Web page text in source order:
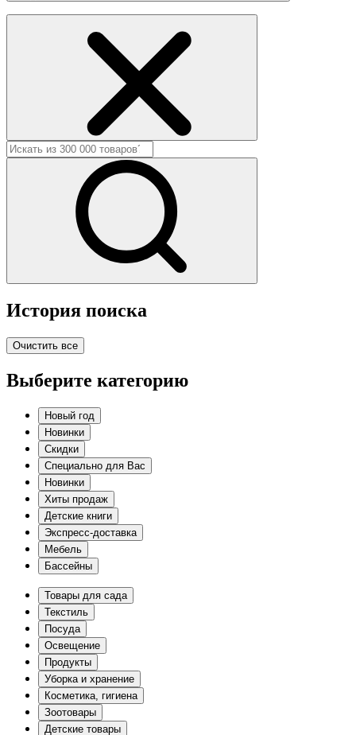
История поиска
Очистить все
Выберите категорию
Новый год
Новинки
Скидки
Специально для Вас
Новинки
Хиты продаж
Детские книги
Экспресс-доставка
Мебель
Бассейны
Товары для сада
Текстиль
Посуда
Освещение
Продукты
Уборка и хранение
Косметика, гигиена
Зоотовары
Детские товары